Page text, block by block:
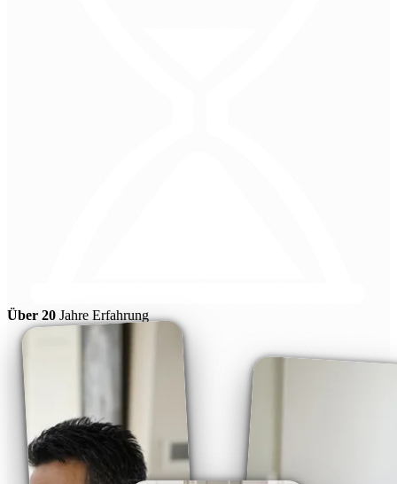
Über 20 Jahre Erfahrung